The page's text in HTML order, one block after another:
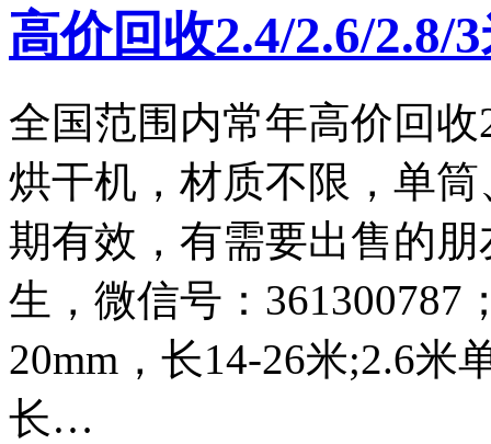
高价回收2.4/2.6/2.8/
全国范围内常年高价回收
烘干机，材质不限，单
期有效，有需要出售的朋
生，微信号：361300787
20mm，长14-26米;2.6米
长…